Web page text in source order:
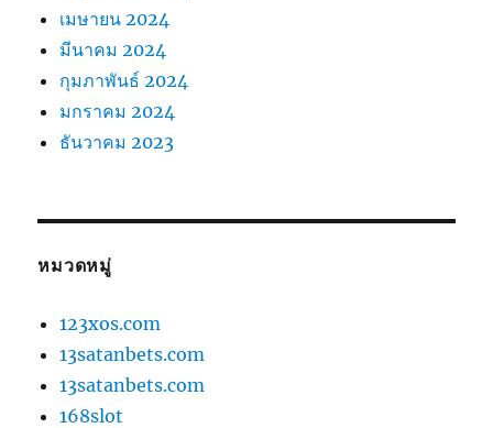
เมษายน 2024
มีนาคม 2024
กุมภาพันธ์ 2024
มกราคม 2024
ธันวาคม 2023
หมวดหมู่
123xos.com
13satanbets.com
13satanbets.com
168slot